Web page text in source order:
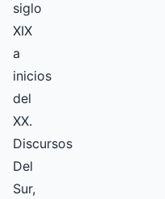
siglo
XIX
a
inicios
del
XX.
Discursos
Del
Sur,